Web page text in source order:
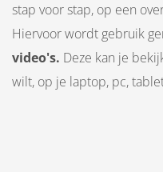
stap voor stap, op een
Hiervoor wordt gebruik
video's. Deze kan je
wilt, op je laptop, pc,